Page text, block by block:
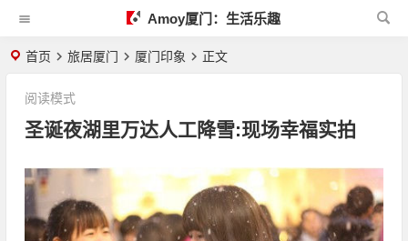
Amoy厦门：生活乐趣
首页 旅居厦门 厦门印象 正文
圣诞夜湖里万达人工降雪:现场幸福实拍
阅读模式